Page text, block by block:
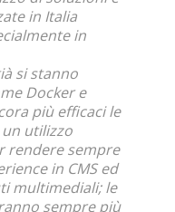
in Italia
in
si stanno
Docker e
più efficaci le
utilizzo
rendere sempre
in CMS ed
multimediali; le
sempre più